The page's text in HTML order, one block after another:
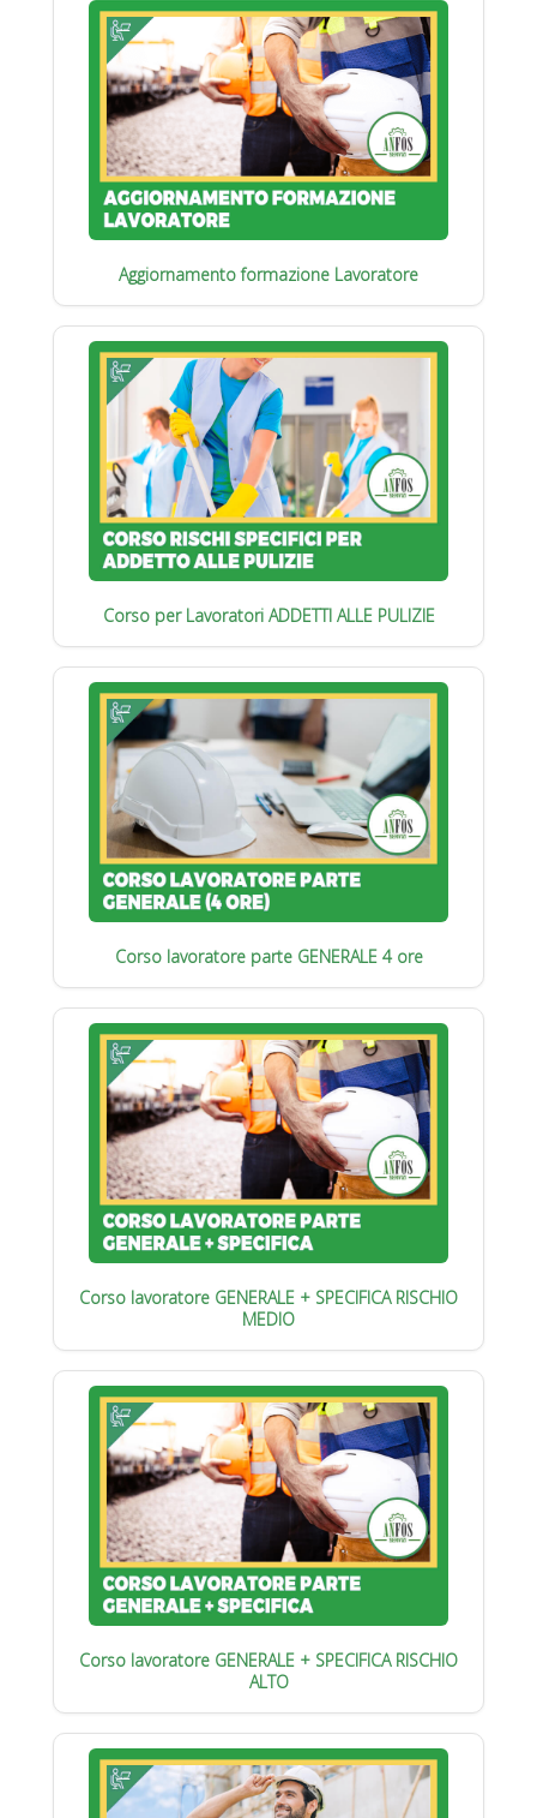
Aggiornamento formazione Lavoratore
Corso per Lavoratori ADDETTI ALLE PULIZIE
Corso lavoratore parte GENERALE 4 ore
Corso lavoratore GENERALE + SPECIFICA RISCHIO
MEDIO
Corso lavoratore GENERALE + SPECIFICA RISCHIO
ALTO